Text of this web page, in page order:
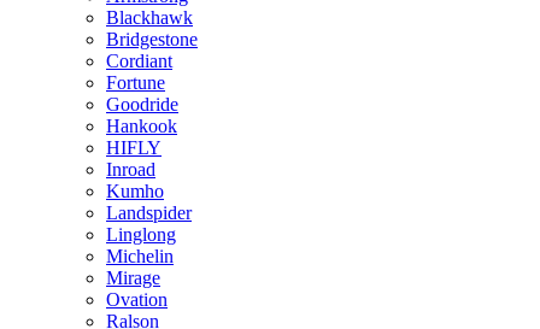
Blackhawk
Bridgestone
Cordiant
Fortune
Goodride
Hankook
HIFLY
Inroad
Kumho
Landspider
Linglong
Michelin
Mirage
Ovation
Ralson